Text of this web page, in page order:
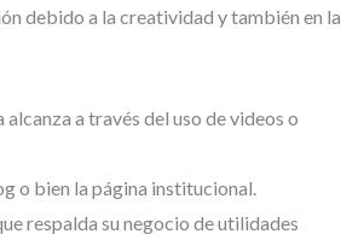
debido a la creatividad y también en la
a través del uso de videos o
o bien la página institucional.
respalda su negocio de utilidades